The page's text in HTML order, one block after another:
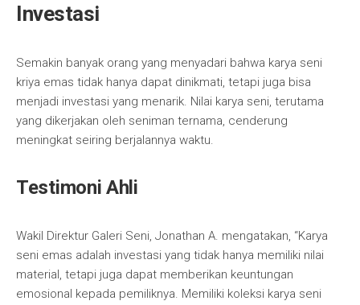
Investasi
Semakin banyak orang yang menyadari bahwa karya seni
kriya emas tidak hanya dapat dinikmati, tetapi juga bisa
menjadi investasi yang menarik. Nilai karya seni, terutama
yang dikerjakan oleh seniman ternama, cenderung
meningkat seiring berjalannya waktu.
Testimoni Ahli
Wakil Direktur Galeri Seni, Jonathan A. mengatakan, “Karya
seni emas adalah investasi yang tidak hanya memiliki nilai
material, tetapi juga dapat memberikan keuntungan
emosional kepada pemiliknya. Memiliki koleksi karya seni